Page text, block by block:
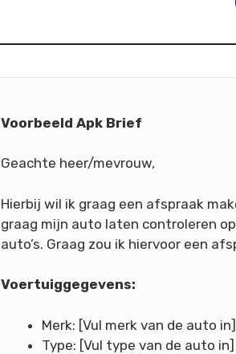
Voorbeeld Apk Brief
Geachte heer/mevrouw,
Hierbij wil ik graag een afspraak
graag mijn auto laten controleren
auto’s. Graag zou ik hiervoor een
Voertuiggegevens:
Merk: [Vul merk van de auto in]
Type: [Vul type van de auto in]